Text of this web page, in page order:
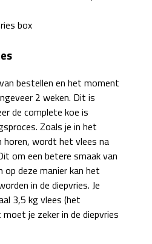
bestellen en het moment
2 weken. Dit is
de complete koe is
Zoals je in het
horen, wordt het vlees na
om een betere smaak van
deze manier kan het
in de diepvries. Je
3,5 kg vlees (het
je zeker in de diepvries